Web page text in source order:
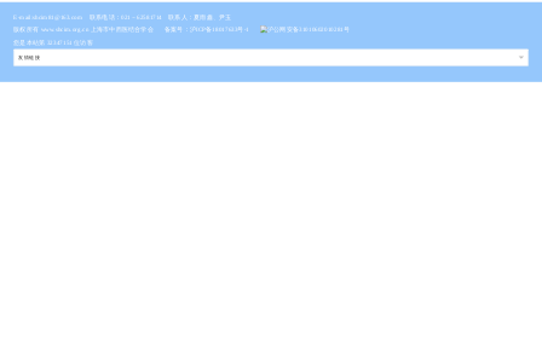
E-mail:shcim81@163.com
联系电话：021－62581714 联系人：夏雨鑫、尹玉
版权所有 www.shcim.org.cn 上海市中西医结合学会
备案号：沪ICP备18017633号-1
沪公网安备31010602010281号
您是本站第 32347151 位访客